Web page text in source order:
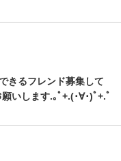
きるフレンド募集して
いします.｡ﾟ+.(･∀･)ﾟ+.ﾟ